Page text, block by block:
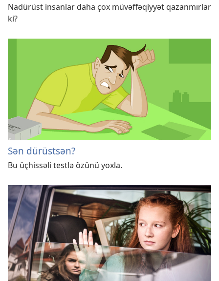
Nadürüst insanlar daha çox müvəffəqiyyət qazanmırlar
ki?
Sən dürüstsən?
Bu üçhissəli testlə özünü yoxla.